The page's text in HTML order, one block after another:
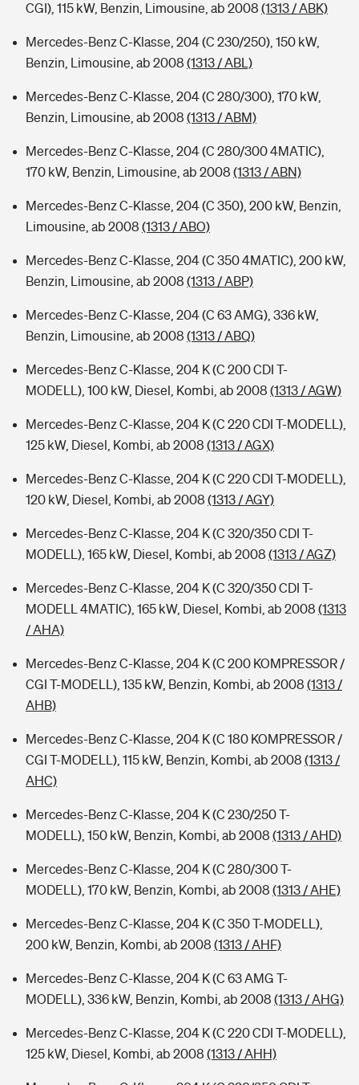
CGI), 115 kW, Benzin, Limousine, ab 2008 (1313 / ABK)
Mercedes-Benz C-Klasse, 204 (C 230/250), 150 kW,
Benzin, Limousine, ab 2008 (1313 / ABL)
Mercedes-Benz C-Klasse, 204 (C 280/300), 170 kW,
Benzin, Limousine, ab 2008 (1313 / ABM)
Mercedes-Benz C-Klasse, 204 (C 280/300 4MATIC),
170 kW, Benzin, Limousine, ab 2008 (1313 / ABN)
Mercedes-Benz C-Klasse, 204 (C 350), 200 kW, Benzin,
Limousine, ab 2008 (1313 / ABO)
Mercedes-Benz C-Klasse, 204 (C 350 4MATIC), 200 kW,
Benzin, Limousine, ab 2008 (1313 / ABP)
Mercedes-Benz C-Klasse, 204 (C 63 AMG), 336 kW,
Benzin, Limousine, ab 2008 (1313 / ABQ)
Mercedes-Benz C-Klasse, 204 K (C 200 CDI T-
MODELL), 100 kW, Diesel, Kombi, ab 2008 (1313 / AGW)
Mercedes-Benz C-Klasse, 204 K (C 220 CDI T-MODELL),
125 kW, Diesel, Kombi, ab 2008 (1313 / AGX)
Mercedes-Benz C-Klasse, 204 K (C 220 CDI T-MODELL),
120 kW, Diesel, Kombi, ab 2008 (1313 / AGY)
Mercedes-Benz C-Klasse, 204 K (C 320/350 CDI T-
MODELL), 165 kW, Diesel, Kombi, ab 2008 (1313 / AGZ)
Mercedes-Benz C-Klasse, 204 K (C 320/350 CDI T-
MODELL 4MATIC), 165 kW, Diesel, Kombi, ab 2008 (1313
/ AHA)
Mercedes-Benz C-Klasse, 204 K (C 200 KOMPRESSOR /
CGI T-MODELL), 135 kW, Benzin, Kombi, ab 2008 (1313 /
AHB)
Mercedes-Benz C-Klasse, 204 K (C 180 KOMPRESSOR /
CGI T-MODELL), 115 kW, Benzin, Kombi, ab 2008 (1313 /
AHC)
Mercedes-Benz C-Klasse, 204 K (C 230/250 T-
MODELL), 150 kW, Benzin, Kombi, ab 2008 (1313 / AHD)
Mercedes-Benz C-Klasse, 204 K (C 280/300 T-
MODELL), 170 kW, Benzin, Kombi, ab 2008 (1313 / AHE)
Mercedes-Benz C-Klasse, 204 K (C 350 T-MODELL),
200 kW, Benzin, Kombi, ab 2008 (1313 / AHF)
Mercedes-Benz C-Klasse, 204 K (C 63 AMG T-
MODELL), 336 kW, Benzin, Kombi, ab 2008 (1313 / AHG)
Mercedes-Benz C-Klasse, 204 K (C 220 CDI T-MODELL),
125 kW, Diesel, Kombi, ab 2008 (1313 / AHH)